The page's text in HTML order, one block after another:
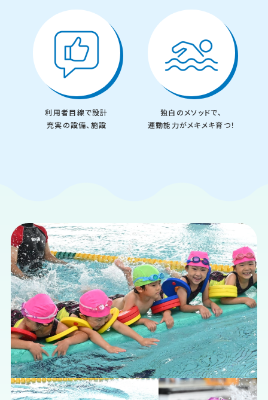
利用者目線で設計
充実の設備、施設
独自のメソッドで、
運動能力がメキメキ育つ！